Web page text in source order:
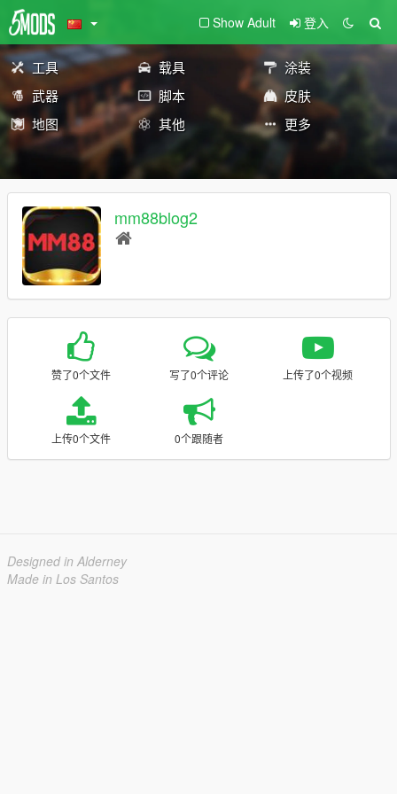
Show Adult 登入
工具 载具
涂装
武器
脚本
皮肤
地图
其他 更多
mm88blog2
赞了0个文件 写了0个评论 上传了0个视频
上传0个文件 0个跟随者
Designed in Alderney
Made in Los Santos